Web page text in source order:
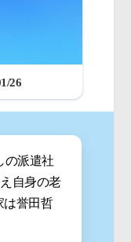
26
の派遣社
自身の老
は誉田哲